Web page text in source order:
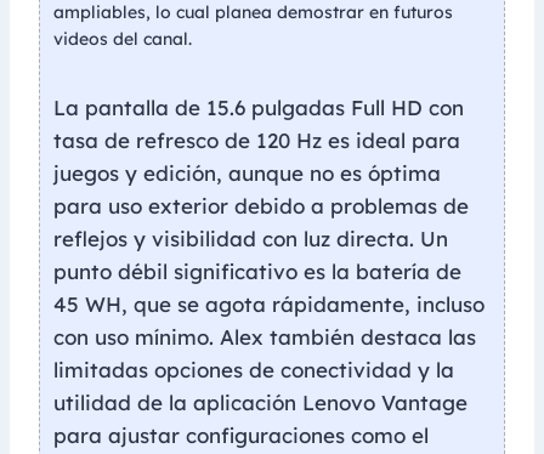
ampliables, lo cual planea demostrar en futuros
videos del canal.
La pantalla de 15.6 pulgadas Full HD con
tasa de refresco de 120 Hz es ideal para
juegos y edición, aunque no es óptima
para uso exterior debido a problemas de
reflejos y visibilidad con luz directa. Un
punto débil significativo es la batería de
45 WH, que se agota rápidamente, incluso
con uso mínimo. Alex también destaca las
limitadas opciones de conectividad y la
utilidad de la aplicación Lenovo Vantage
para ajustar configuraciones como el